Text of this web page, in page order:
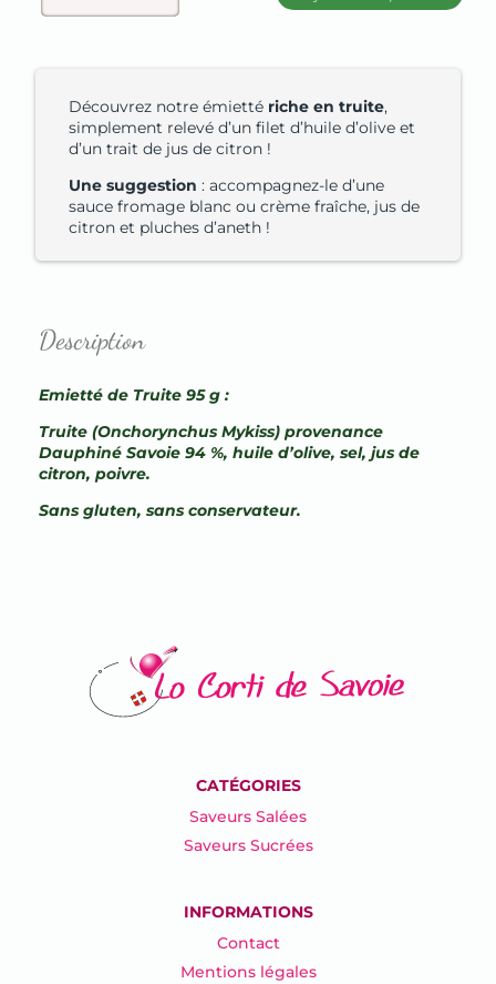
Découvrez notre émietté riche en truite,
simplement relevé d’un filet d’huile d’olive et
d’un trait de jus de citron !
Une suggestion : accompagnez-le d’une
sauce fromage blanc ou crème fraîche, jus de
citron et pluches d’aneth !
Description
Emietté de Truite 95 g :
Truite (Onchorynchus Mykiss) provenance
Dauphiné Savoie 94 %, huile d’olive, sel, jus de
citron, poivre.
Sans gluten, sans conservateur.
CATÉGORIES
Saveurs Salées
Saveurs Sucrées
INFORMATIONS
Contact
Mentions légales